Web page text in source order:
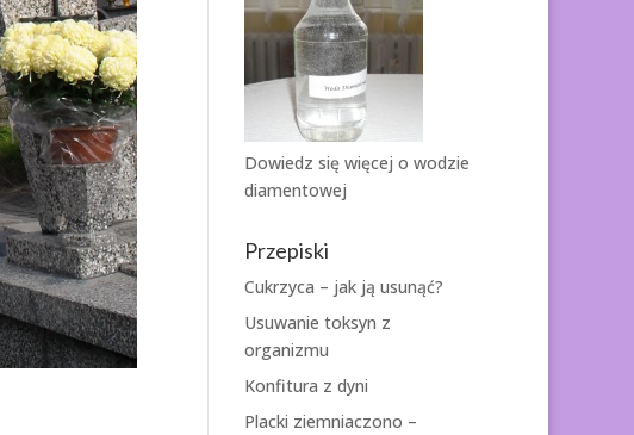
Dowiedz się więcej o wodzie
diamentowej
Przepiski
Cukrzyca – jak ją usunąć?
Usuwanie toksyn z
organizmu
Konfitura z dyni
Placki ziemniaczono –